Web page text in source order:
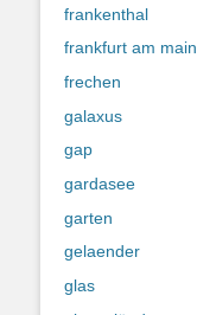
frankenthal
frankfurt am main
frechen
galaxus
gap
gardasee
garten
gelaender
glas